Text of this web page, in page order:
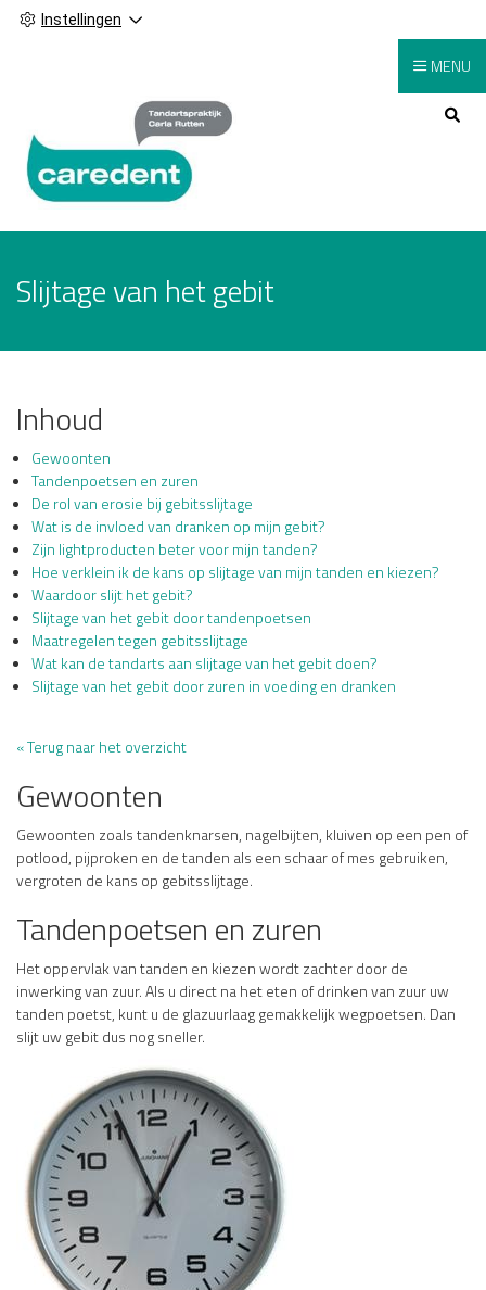
Instellingen
Hoofdmenu
MENU
Slijtage van het gebit
Inhoud
Gewoonten
Tandenpoetsen en zuren
De rol van erosie bij gebitsslijtage
Wat is de invloed van dranken op mijn gebit?
Zijn lightproducten beter voor mijn tanden?
Hoe verklein ik de kans op slijtage van mijn tanden en kiezen?
Waardoor slijt het gebit?
Slijtage van het gebit door tandenpoetsen
Maatregelen tegen gebitsslijtage
Wat kan de tandarts aan slijtage van het gebit doen?
Slijtage van het gebit door zuren in voeding en dranken
« Terug naar het overzicht
Gewoonten
Gewoonten zoals tandenknarsen, nagelbijten, kluiven op een pen of
potlood, pijproken en de tanden als een schaar of mes gebruiken,
vergroten de kans op gebitsslijtage.
Tandenpoetsen en zuren
Het oppervlak van tanden en kiezen wordt zachter door de
inwerking van zuur. Als u direct na het eten of drinken van zuur uw
tanden poetst, kunt u de glazuurlaag gemakkelijk wegpoetsen. Dan
slijt uw gebit dus nog sneller.